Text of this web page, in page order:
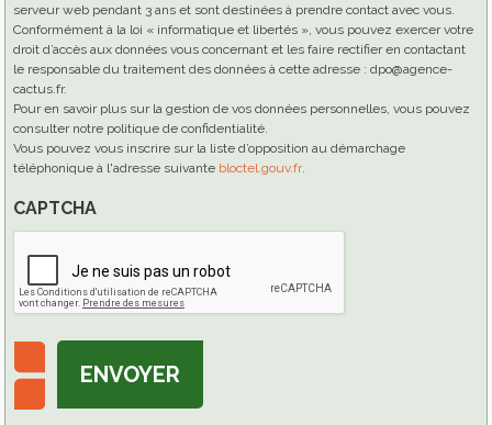
serveur web pendant 3 ans et sont destinées à prendre contact avec vous.
Conformément à la loi « informatique et libertés », vous pouvez exercer votre
droit d’accès aux données vous concernant et les faire rectifier en contactant
le responsable du traitement des données à cette adresse : dpo@agence-
cactus.fr.
Pour en savoir plus sur la gestion de vos données personnelles, vous pouvez
consulter notre politique de confidentialité.
Vous pouvez vous inscrire sur la liste d’opposition au démarchage
téléphonique à l'adresse suivante bloctel.gouv.fr.
CAPTCHA
ENVOYER